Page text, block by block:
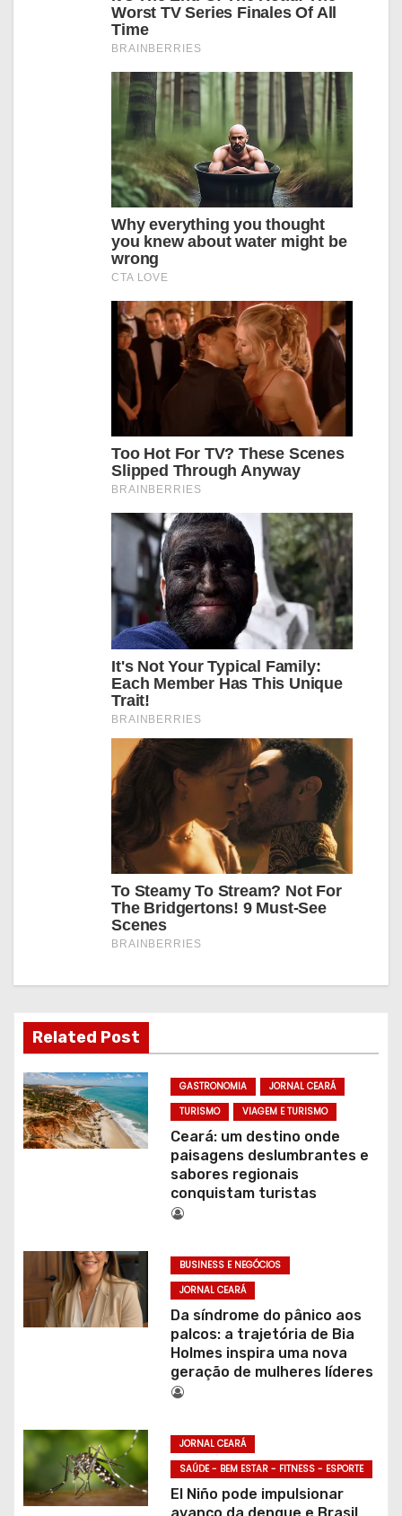
Related Post
GASTRONOMIA
JORNAL CEARÁ
TURISMO
VIAGEM E TURISMO
Ceará: um destino onde
paisagens deslumbrantes e
sabores regionais
conquistam turistas
BUSINESS E NEGÓCIOS
JORNAL CEARÁ
Da síndrome do pânico aos
palcos: a trajetória de Bia
Holmes inspira uma nova
geração de mulheres líderes
JORNAL CEARÁ
SAÚDE - BEM ESTAR - FITNESS - ESPORTE
El Niño pode impulsionar